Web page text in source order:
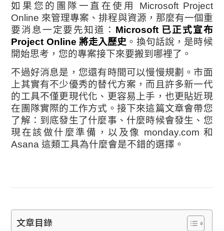
如果您的團隊一直在使用 Microsoft Project
Online 來管理專案、排程與資源，那麼有一個重
要消息一定要先知道： Microsoft 已正式宣布
Project Online 將走入歷史 。換句話說，是時候
開始思考，您的專案接下來要搬到哪裡了。
不過好消息是，您還有時間可以慢慢規劃。市面
上其實有不少優秀的替代方案，而且許多新一代
的工具不僅更現代化、更容易上手，也更貼近現
在團隊實際的工作方式。接下來這篇文章會帶您
了解：到底發生了什麼事、什麼時候會發生、您
現在該做什麼準備，以及像 monday.com 和
Asana 這類工具為什麼會是不錯的選擇。
文章目錄